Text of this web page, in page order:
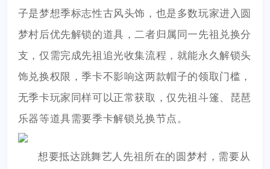
子是梦想季标志性古风头饰，也是多数玩家进入圆
梦村后优先解锁的道具，二者归属同一先祖兑换分
支，仅需完成先祖追光收集流程，就能永久解锁头
饰兑换权限，季卡不影响这两款帽子的领取门槛，
无季卡玩家同样可以正常获取，仅先祖斗篷、琵琶
乐器等道具需要季卡解锁兑换节点。
想要抵达跳舞艺人先祖所在的圆梦村，需要从